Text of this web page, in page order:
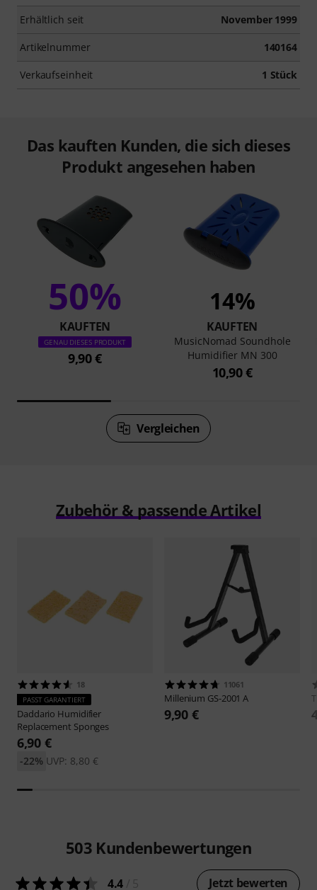
Erhältlich seit November 1999
Artikelnummer 140164
Verkaufseinheit 1 Stück
Das kauften Kunden, die sich dieses
Produkt angesehen haben
50%
KAUFTEN
GENAU DIESES PRODUKT
9,90 €
14%
KAUFTEN
MusicNomad Soundhole
Humidifier MN 300
10,90 €
Vergleichen
Zubehör & passende Artikel
18
PASST GARANTIERT
Daddario Humidifier
Replacement Sponges
6,90 €
UVP: 8,80 €
-22%
11061
Millenium GS-2001 A
9,90 €
503 Kundenbewertungen
4.4 Jetzt bewerten